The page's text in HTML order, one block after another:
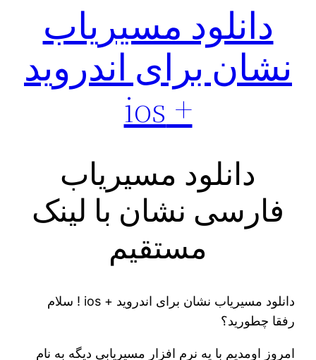
دانلود مسیریاب
نشان برای اندروید
+ ios
دانلود مسیریاب
فارسی نشان با لینک
مستقیم
دانلود مسیریاب نشان برای اندروید + ios ! سلام
رفقا چطورید؟
امروز اومدیم با یه نرم افزار مسیریابی دیگه به نام